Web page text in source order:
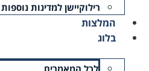
רילוקיישן למדינות נוספות
המלצות
בלוג
לכל המאמרים
הנהלת חשבונות וייעוץ מס